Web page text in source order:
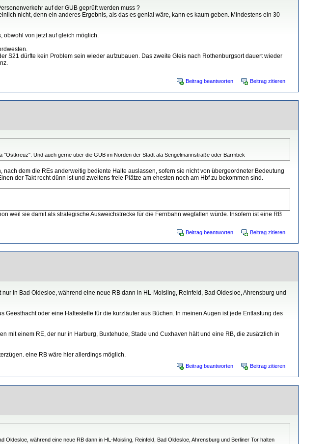
auf der GUB geprüft werden muss ?
nicht, denn ein anderes Ergebnis, als das es genial wäre, kann es kaum geben. Mindestens ein 30
von jetzt auf gleich möglich.
S21 dürfte kein Problem sein wieder aufzubauen. Das zweite Gleis nach Rothenburgsort dauert wieder
Beitrag beantworten Beitrag zitieren
Und auch gerne über die GÜB im Norden der Stadt ala Sengelmannstraße oder Barmbek
dem die REs anderweitig bediente Halte auslassen, sofern sie nicht von übergeordneter Bedeutung
der Takt recht dünn ist und zweitens freie Plätze am ehesten noch am Hbf zu bekommen sind.
weil sie damit als strategische Ausweichstrecke für die Fernbahn wegfallen würde. Insofern ist eine RB
Beitrag beantworten Beitrag zitieren
in Bad Oldesloe, während eine neue RB dann in HL-Moisling, Reinfeld, Bad Oldesloe, Ahrensburg und
oder eine Haltestelle für die kurzläufer aus Büchen. In meinen Augen ist jede Entlastung des
einem RE, der nur in Harburg, Buxtehude, Stade und Cuxhaven hält und eine RB, die zusätzlich in
eine RB wäre hier allerdings möglich.
Beitrag beantworten Beitrag zitieren
während eine neue RB dann in HL-Moisling, Reinfeld, Bad Oldesloe, Ahrensburg und Berliner Tor halten